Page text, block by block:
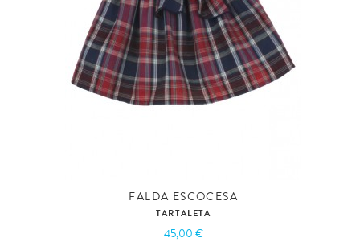
FALDA ESCOCESA
TARTALETA
45,00 €